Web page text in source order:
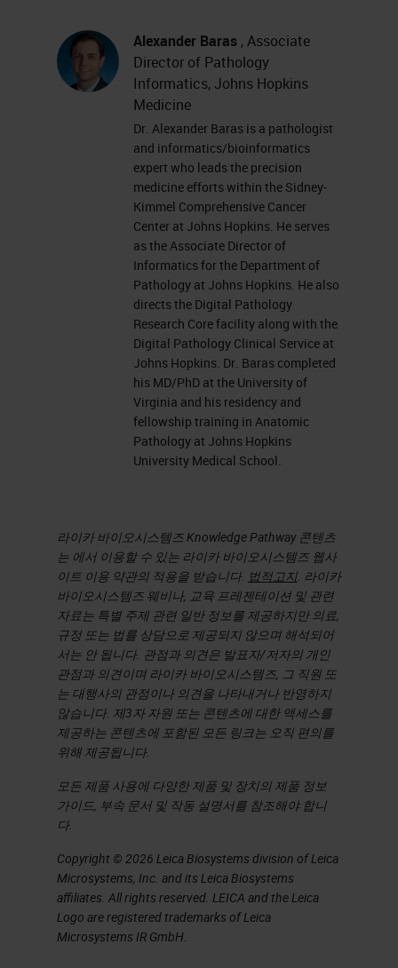
하위 전문 분야, 새로운바이오마커
및 새로운 감지 방법 등장과 함께 병
리학자와 병리학 부분에서 증가하고
있는 요구사항과 현재 진행 중인 요
구 사항을 더하면 보다 작은 것으로
많은 것을 해야 하고 이러한 것들을
지원하는 혁신적인 솔루션을 살펴봐
야 하는 상황에 직면합니다. 아직도
많은 수의 병리학 부서와 해부 병리
학 부서에서 유리 슬라이드와 종이
파일을 사용하고 있으므로 여러 전문
가 간에슬라이드를 전달할 때 큰 문
제가 발생할 수 있습니다. 유리 슬라
이드의 선천적인 부서지기 쉬운특성
으로 인해 시료 관점의 안정성 면에
서 패키징과 전달 모두 불안정하며
대단히 중요한 Leica Biosystems
전략
Leica Biosystems는 조직의 생체 부
분 절제부터 곧바로 연결되는 슬라이
드 판독까지 병리학의 시스템 전체
관점을 취합하여 전체 병리학 워크플
로를 살펴보고 통합 IT 솔루션으로
질을 보장하고 완벽한 유리 슬라이드
를 전달하여 디지털화 및 검토할 수
있는 프로세스에서 서로 다른 단계를
관리하는 방법에 대한 완전 통합 방
식을 살펴봅니다.
Alexander Baras , Associate
Director of Pathology
Informatics, Johns Hopkins
Medicine
Dr. Alexander Baras is a pathologist
and informatics/bioinformatics
expert who leads the precision
medicine efforts within the Sidney-
Kimmel Comprehensive Cancer
Center at Johns Hopkins. He serves
as the Associate Director of
Informatics for the Department of
Pathology at Johns Hopkins. He also
directs the Digital Pathology
Research Core facility along with the
Digital Pathology Clinical Service at
Johns Hopkins. Dr. Baras completed
his MD/PhD at the University of
Virginia and his residency and
fellowship training in Anatomic
Pathology at Johns Hopkins
University Medical School.
라이카 바이오시스템즈 Knowledge Pathway 콘텐츠
는 에서 이용할 수 있는 라이카 바이오시스템즈 웹사
이트 이용 약관의 적용을 받습니다. 법적고지. 라이카
바이오시스템즈 웨비나, 교육 프레젠테이션 및 관련
자료는 특별 주제 관련 일반 정보를 제공하지만 의료,
규정 또는 법률 상담으로 제공되지 않으며 해석되어
서는 안 됩니다. 관점과 의견은 발표자/저자의 개인
관점과 의견이며 라이카 바이오시스템즈, 그 직원 또
는 대행사의 관점이나 의견을 나타내거나 반영하지
않습니다. 제3자 자원 또는 콘텐츠에 대한 액세스를
제공하는 콘텐츠에 포함된 모든 링크는 오직 편의를
위해 제공됩니다.
모든 제품 사용에 다양한 제품 및 장치의 제품 정보
가이드, 부속 문서 및 작동 설명서를 참조해야 합니
다.
Copyright © 2026 Leica Biosystems division of Leica
Microsystems, Inc. and its Leica Biosystems
affiliates. All rights reserved. LEICA and the Leica
Logo are registered trademarks of Leica
Microsystems IR GmbH.